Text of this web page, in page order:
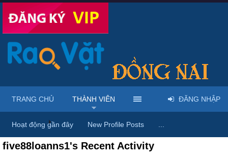
Trang chủ Thành viên
five88loanns1's Recent Activity
TRANG CHỦ THÀNH VIÊN
Hoạt động gần đây New Profile Posts
ĐĂNG NHẬP